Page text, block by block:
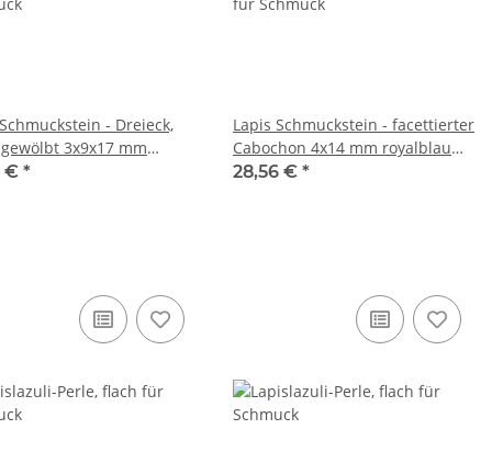
- Dreieck,
3x9x17 mm
/R274
€ *
Lapis Schmuckstein - facettierter
Cabochon 4x14 mm royalblau
/R296
28,56 € *